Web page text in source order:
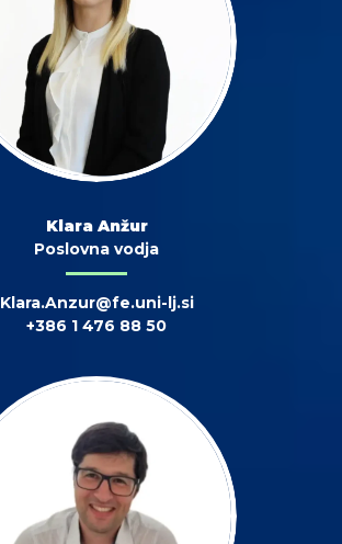
Klara Anžur
Poslovna vodja
Klara.Anzur@fe.uni-lj.si
+386 1 476 88 50